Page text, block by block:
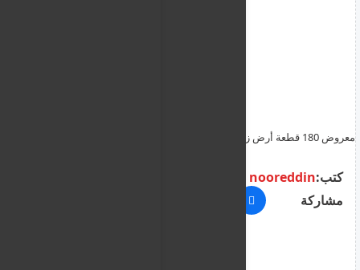
كتب:nooreddin
مشاركة